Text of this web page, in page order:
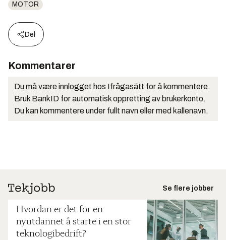
MOTOR
Del
Kommentarer
Du må være innlogget hos Ifrågasätt for å kommentere.
Bruk BankID for automatisk oppretting av brukerkonto.
Du kan kommentere under fullt navn eller med kallenavn.
Se flere jobber
Hvordan er det for en
nyutdannet å starte i en stor
teknologibedrift?